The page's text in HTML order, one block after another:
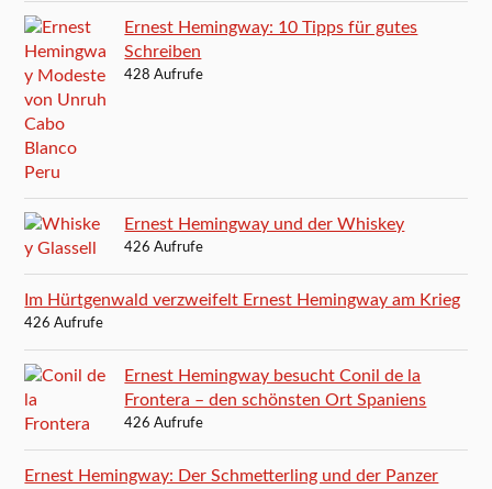
Ernest Hemingway: 10 Tipps für gutes
Schreiben
428 Aufrufe
Ernest Hemingway und der Whiskey
426 Aufrufe
Im Hürtgenwald verzweifelt Ernest Hemingway am Krieg
426 Aufrufe
Ernest Hemingway besucht Conil de la
Frontera – den schönsten Ort Spaniens
426 Aufrufe
Ernest Hemingway: Der Schmetterling und der Panzer